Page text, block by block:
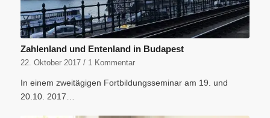
Zahlenland und Entenland in Budapest
22. Oktober 2017 / 1 Kommentar
In einem zweitägigen Fortbildungsseminar am 19. und
20.10. 2017…